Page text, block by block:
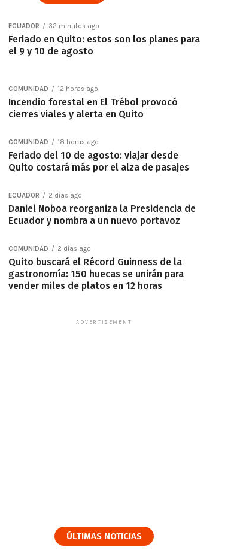
ECUADOR 32 minutos ago
Feriado en Quito: estos son los planes para
el 9 y 10 de agosto
COMUNIDAD 12 horas ago
Incendio forestal en El Trébol provocó
cierres viales y alerta en Quito
COMUNIDAD 18 horas ago
Feriado del 10 de agosto: viajar desde
Quito costará más por el alza de pasajes
ECUADOR 2 días ago
Daniel Noboa reorganiza la Presidencia de
Ecuador y nombra a un nuevo portavoz
COMUNIDAD 2 días ago
Quito buscará el Récord Guinness de la
gastronomía: 150 huecas se unirán para
vender miles de platos en 12 horas
ADVERTISEMENT
ÚLTIMAS NOTICIAS